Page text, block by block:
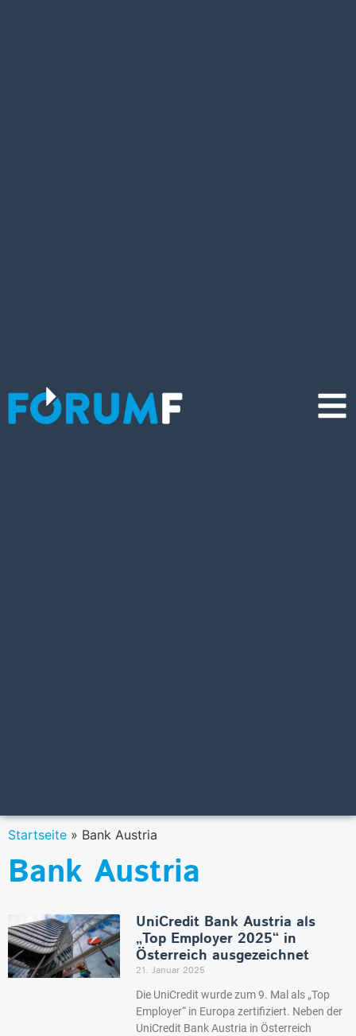
Startseite » Bank Austria
Bank Austria
UniCredit Bank Austria als
„Top Employer 2025“ in
Österreich ausgezeichnet
21. Januar 2025
Die UniCredit wurde zum 9. Mal als „Top
Employer“ in Europa zertifiziert. Neben der
UniCredit Bank Austria in Österreich